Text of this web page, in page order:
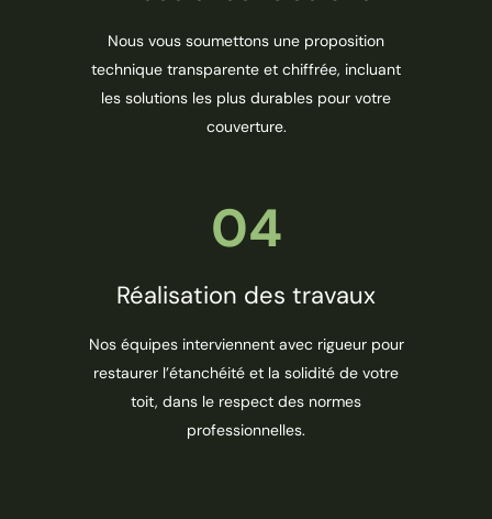
Nous vous soumettons une proposition
technique transparente et chiffrée, incluant
les solutions les plus durables pour votre
couverture.
04
Réalisation des travaux
Nos équipes interviennent avec rigueur pour
restaurer l’étanchéité et la solidité de votre
toit, dans le respect des normes
professionnelles.